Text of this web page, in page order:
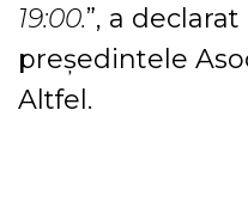
19:00.”, a
președintele
Altfel.